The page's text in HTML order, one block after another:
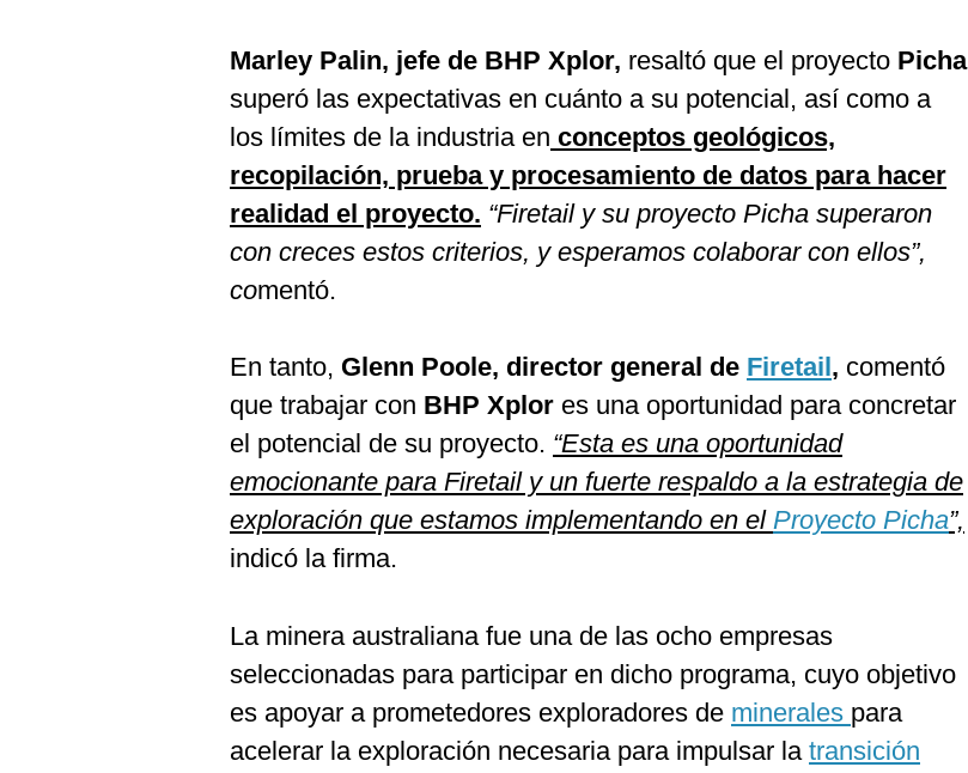
Marley Palin, jefe de BHP Xplor, resaltó que el proyecto Picha
superó las expectativas en cuánto a su potencial, así como a
los límites de la industria en conceptos geológicos,
recopilación, prueba y procesamiento de datos para hacer
realidad el proyecto. “Firetail y su proyecto Picha superaron
con creces estos criterios, y esperamos colaborar con ellos”,
comentó.
En tanto, Glenn Poole, director general de Firetail, comentó
que trabajar con BHP Xplor es una oportunidad para concretar
el potencial de su proyecto. “Esta es una oportunidad
emocionante para Firetail y un fuerte respaldo a la estrategia de
exploración que estamos implementando en el Proyecto Picha”,
indicó la firma.
La minera australiana fue una de las ocho empresas
seleccionadas para participar en dicho programa, cuyo objetivo
es apoyar a prometedores exploradores de minerales para
acelerar la exploración necesaria para impulsar la transición